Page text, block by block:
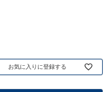
お気に入りに登録する